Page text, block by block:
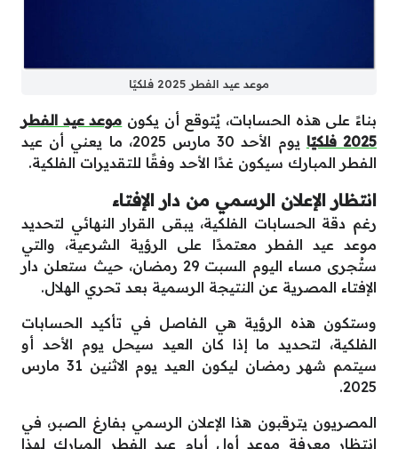
موعد عيد الفطر 2025 فلكيًا
بناءً على هذه الحسابات، يُتوقع أن يكون موعد عيد الفطر
2025 فلكيًا
يوم الأحد 30 مارس 2025، ما يعني أن عيد
الفطر المبارك سيكون غدًا الأحد وفقًا للتقديرات الفلكية.
انتظار الإعلان الرسمي من دار الإفتاء
رغم دقة الحسابات الفلكية، يبقى القرار النهائي لتحديد
موعد عيد الفطر معتمدًا على الرؤية الشرعية، والتي
ستُجرى مساء اليوم السبت 29 رمضان، حيث ستعلن دار
الإفتاء المصرية عن النتيجة الرسمية بعد تحري الهلال.
وستكون هذه الرؤية هي الفاصل في تأكيد الحسابات
الفلكية، لتحديد ما إذا كان العيد سيحل يوم الأحد أو
سيتمم شهر رمضان ليكون العيد يوم الاثنين 31 مارس
2025.
المصريون يترقبون هذا الإعلان الرسمي بفارغ الصبر، في
انتظار معرفة موعد أول أيام عيد الفطر المبارك لهذا